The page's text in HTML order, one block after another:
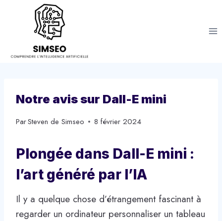
Notre avis sur Dall-E mini
ParSteven de Simseo 8 février 2024
Plongée dans Dall-E mini :
l’art généré par l’IA
Il y a quelque chose d’étrangement fascinant à
regarder un ordinateur personnaliser un tableau